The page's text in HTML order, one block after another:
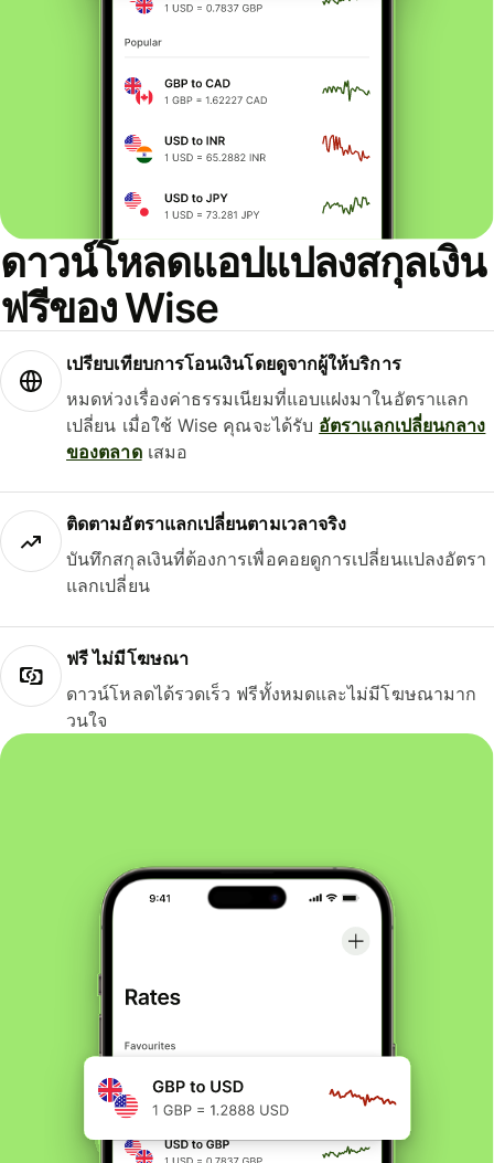
ดาวน์โหลดแอปแปลงสกุลเงิน
ฟรีของ Wise
เปรียบเทียบการโอนเงินโดยดูจากผู้ให้บริการ
หมดห่วงเรื่องค่าธรรมเนียมที่แอบแฝงมาในอัตราแลก
เปลี่ยน เมื่อใช้ Wise คุณจะได้รับ อัตราแลกเปลี่ยนกลาง
ของตลาดเสมอ
ติดตามอัตราแลกเปลี่ยนตามเวลาจริง
บันทึกสกุลเงินที่ต้องการเพื่อคอยดูการเปลี่ยนแปลงอัตรา
แลกเปลี่ยน
ฟรี ไม่มีโฆษณา
ดาวน์โหลดได้รวดเร็ว ฟรีทั้งหมดและไม่มีโฆษณามาก
วนใจ